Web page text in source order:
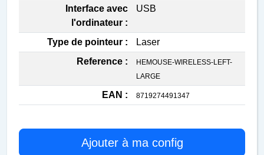
Interface avec
l'ordinateur :
USB
Type de pointeur :
Laser
Reference :
HEMOUSE-WIRELESS-LEFT-
LARGE
EAN : 8719274491347
Ajouter à ma config